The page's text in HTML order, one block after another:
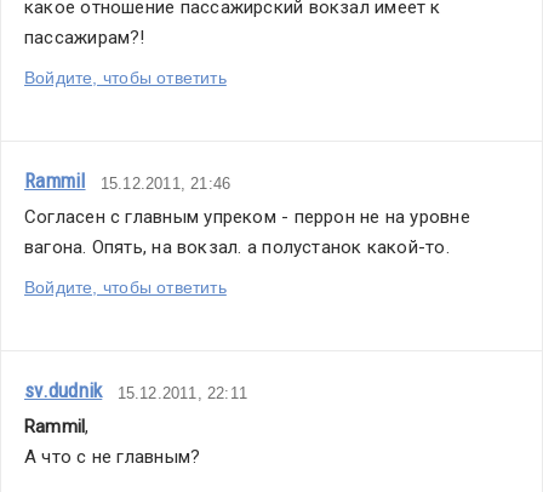
есть
конец
года.
как
правоту.
другие
сроки,
другие
какое отношение пассажирский вокзал имеет к
пассажирам?!
Войдите, чтобы ответить
Rammil 15.12.2011, 21:46
Согласен с главным упреком - перрон не на уровне
вагона. Опять, на вокзал. а полустанок какой-то.
Войдите, чтобы ответить
sv.dudnik 15.12.2011, 22:11
Rammil,
А что с не главным?